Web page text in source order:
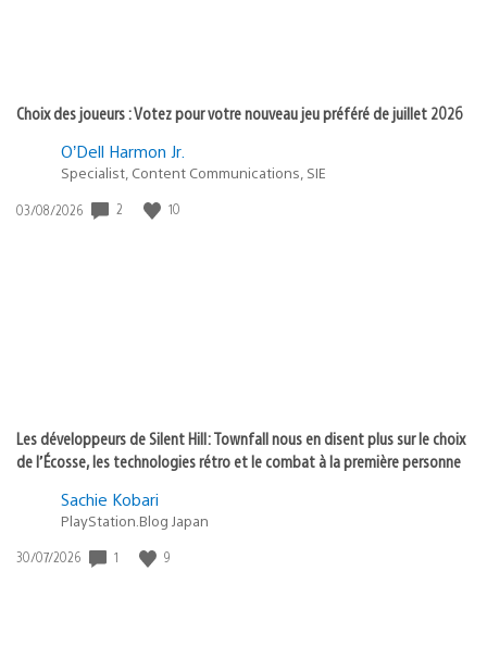
Choix des joueurs : Votez pour votre nouveau jeu préféré de juillet 2026
O’Dell Harmon Jr.
Specialist, Content Communications, SIE
Date
03/08/2026 2 10
Les développeurs de Silent Hill: Townfall nous en disent plus sur le choix
de l’Écosse, les technologies rétro et le combat à la première personne
Sachie Kobari
PlayStation.Blog Japan
Date
30/07/2026 1 9